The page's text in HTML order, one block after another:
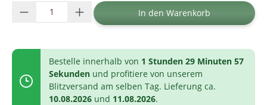
Produkt Anzahl: Gib den gewünschten
In den Warenkorb
Bestelle innerhalb von 1 Stunden 29 Minuten 57
Sekunden und profitiere von unserem
Blitzversand am selben Tag. Lieferung ca.
10.08.2026 und 11.08.2026.